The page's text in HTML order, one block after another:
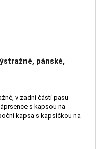
pánské,
v zadní části pasu
s kapsou na
kapsa s kapsičkou na